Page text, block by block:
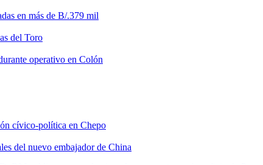
en más de B/.379 mil
del Toro
operativo en Colón
cívico-política en Chepo
del nuevo embajador de China